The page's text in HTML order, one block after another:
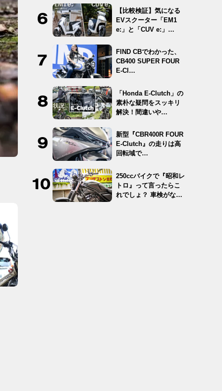
【比較検証】気になる
EVスクーター「EM1
e:」と「CUV e:」…
FIND CBでわかった、
CB400 SUPER FOUR
E-Cl…
「Honda E-Clutch」の
素朴な疑問をスッキリ
解決！間違いや…
新型『CBR400R FOUR
E-Clutch』の走りは高
回転域で…
250ccバイクで『昭和レ
トロ』って言ったらこ
れでしょ？ 車検がな